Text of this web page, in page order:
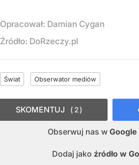
Opracował: Damian Cygan
Źródło: DoRzeczy.pl
Świat Obserwator mediów
Obserwuj nas w Google
Dodaj jako źródło w
SKOMENTUJ 2